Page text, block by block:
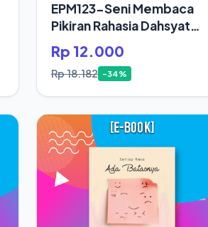
EPM123-Seni Membaca
Pikiran Rahasia Dahsyat
Hidup Orang Sukses
Rp 12.000
Rp 18.182 -34%